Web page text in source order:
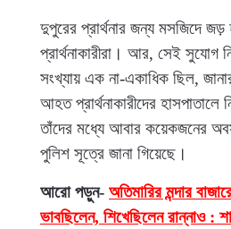
দুপুরের প্রার্থনার জন্য মসজিদে জড়
প্রার্থনাকারীরা। আর, সেই সুযোগ
সংখ্যায় এক না-একাধিক ছিল,
আহত প্রার্থনাকারীদের হাসপাতালে
তাঁদের মধ্যে আবার কয়েকজনের
পুলিশ সূত্রে জানা গিয়েছে।
আরো পড়ুন- অতিমারির মন্দার
ভাবছিলেন, শিখেছিলেন রান্নাও :